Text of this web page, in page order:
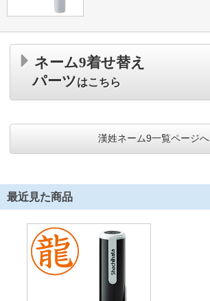
ネーム9着せ替え
パーツはこちら
漢姓ネーム9一覧ページへ
最近見た商品